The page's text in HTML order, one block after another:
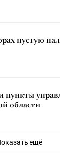
пустую
пункты
области
ещё